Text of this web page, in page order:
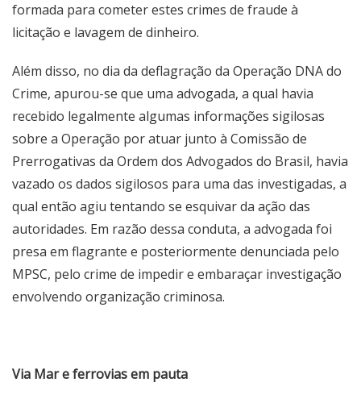
formada para cometer estes crimes de fraude à
licitação e lavagem de dinheiro.
Além disso, no dia da deflagração da Operação DNA do
Crime, apurou-se que uma advogada, a qual havia
recebido legalmente algumas informações sigilosas
sobre a Operação por atuar junto à Comissão de
Prerrogativas da Ordem dos Advogados do Brasil, havia
vazado os dados sigilosos para uma das investigadas, a
qual então agiu tentando se esquivar da ação das
autoridades. Em razão dessa conduta, a advogada foi
presa em flagrante e posteriormente denunciada pelo
MPSC, pelo crime de impedir e embaraçar investigação
envolvendo organização criminosa.
Via Mar e ferrovias em pauta